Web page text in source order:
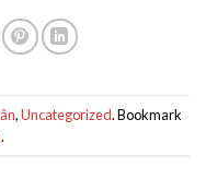
,Uncategorized. Bookmark
.